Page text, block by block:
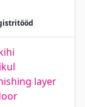
layer